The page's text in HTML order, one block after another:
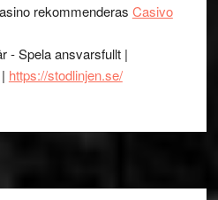
rekommenderas Casivo
- Spela ansvarsfullt |
https://stodlinjen.se/